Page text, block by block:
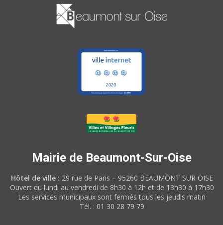
Mairie de Beaumont-Sur-Oise
Hôtel de ville : 29 rue de Paris – 95260 BEAUMONT SUR OISE
Ouvert du lundi au vendredi de 8h30 à 12h et de 13h30 à 17h30
Les services municipaux sont fermés tous les jeudis matin
Tél. : 01 30 28 79 79